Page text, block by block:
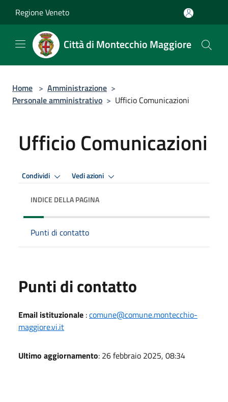
Regione Veneto
Città di Montecchio Maggiore
Home > Amministrazione >
Personale amministrativo > Ufficio Comunicazioni
Ufficio Comunicazioni
Condividi Vedi azioni
INDICE DELLA PAGINA
Punti di contatto
Punti di contatto
Email istituzionale :comune@comune.montecchio-
maggiore.vi.it
Ultimo aggiornamento: 26 febbraio 2025, 08:34